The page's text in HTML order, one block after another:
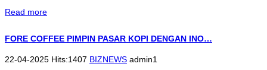
Read more
FORE COFFEE PIMPIN PASAR KOPI DENGAN INO…
22-04-2025 Hits:1407 BIZNEWS admin1